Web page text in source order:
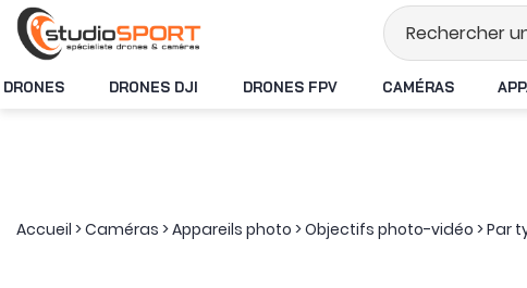
Stock en temps réel
DRONES DRONES DJI DRONES FPV CAMÉRAS
Accueil >Caméras >Appareils photo >Objectifs photo-vidéo >Par